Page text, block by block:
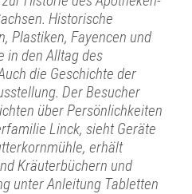
Historische
Plastiken, Fayencen und
in den Alltag des
die Geschichte der
Der Besucher
über Persönlichkeiten
Linck, sieht Geräte
erhält
Kräuterbüchern und
unter Anleitung Tabletten